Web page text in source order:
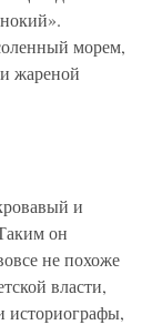
морем,
жареной
и
он
не похоже
власти,
историографы,